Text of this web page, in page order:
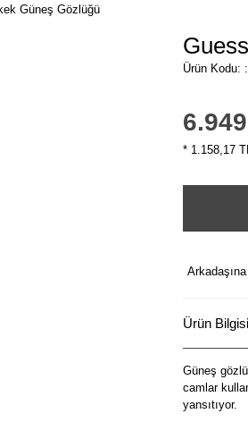
Güneş Gözlüğü
Ürün Kodu:
* 1.158,17
Ürün Bilgisi
Güneş
camlar
yansıtıyor.